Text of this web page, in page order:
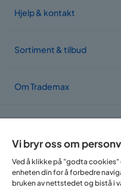
Hjelp & kontakt
Sortiment & tilbud
Om Trademax
Vi bryr oss om
Ved å klikke på "godta
enheten din for å forbedre
bruken av nettstedet og bistå i